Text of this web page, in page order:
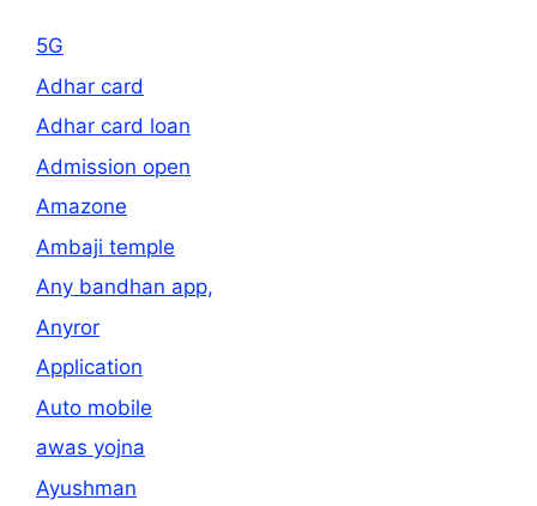
5G
Adhar card
Adhar card loan
Admission open
Amazone
Ambaji temple
Any bandhan app,
Anyror
Application
Auto mobile
awas yojna
Ayushman